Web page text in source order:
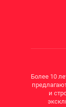
Более 10
и